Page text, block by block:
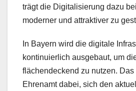
trägt die Digitalisierung dazu
moderner und attraktiver zu
In Bayern wird die digitale
kontinuierlich ausgebaut, um
flächendeckend zu nutzen. Das
Ehrenamt dabei, sich den